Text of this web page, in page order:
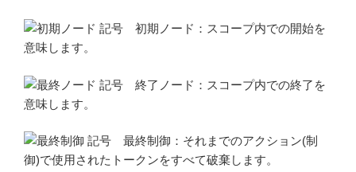
初期ノード：スコープ内での開始を
意味します。
終了ノード：スコープ内での終了を
意味します。
最終制御：それまでのアクション(制
御)で使用されたトークンをすべて破棄します。